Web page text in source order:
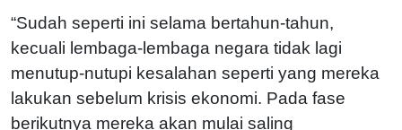
“Sudah seperti ini selama bertahun-tahun,
kecuali lembaga-lembaga negara tidak lagi
menutup-nutupi kesalahan seperti yang mereka
lakukan sebelum krisis ekonomi. Pada fase
berikutnya mereka akan mulai saling